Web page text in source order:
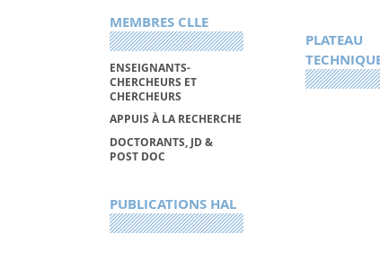
MEMBRES CLLE
ENSEIGNANTS-
CHERCHEURS ET
CHERCHEURS
APPUIS À LA RECHERCHE
DOCTORANTS, JD &
POST DOC
PUBLICATIONS HAL
PLATEAU